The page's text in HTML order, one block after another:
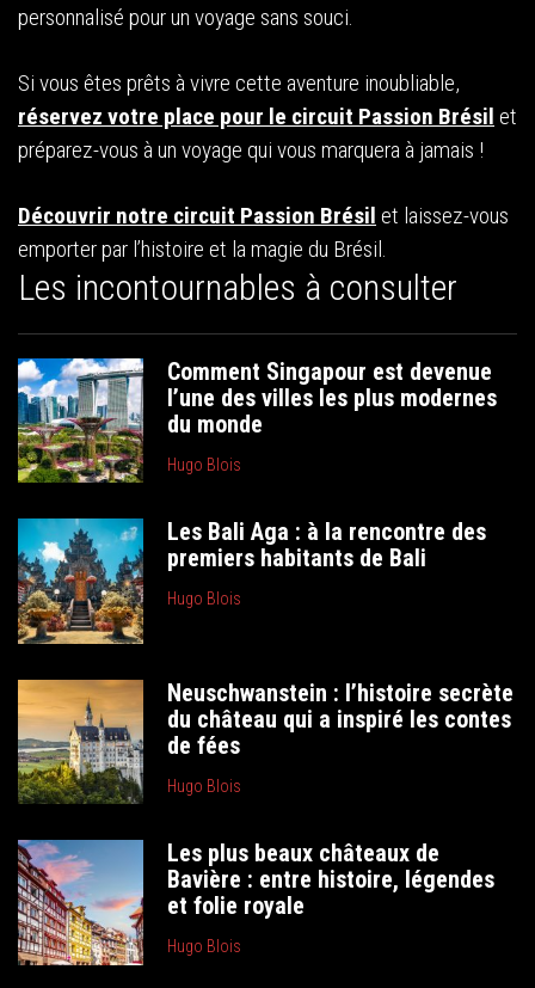
personnalisé pour un voyage sans souci.
Si vous êtes prêts à vivre cette aventure inoubliable,
réservez votre place pour le circuit Passion Brésil et
préparez-vous à un voyage qui vous marquera à jamais !
Découvrir notre circuit Passion Brésil et laissez-vous
emporter par l’histoire et la magie du Brésil.
Les incontournables à consulter
Comment Singapour est devenue
l’une des villes les plus modernes
du monde
Hugo Blois
Les Bali Aga : à la rencontre des
premiers habitants de Bali
Hugo Blois
Neuschwanstein : l’histoire secrète
du château qui a inspiré les contes
de fées
Hugo Blois
Les plus beaux châteaux de
Bavière : entre histoire, légendes
et folie royale
Hugo Blois